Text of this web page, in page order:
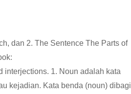
dan 2. The Sentence The Parts of
interjections. 1. Noun adalah kata
kejadian. Kata benda (noun) dibagi